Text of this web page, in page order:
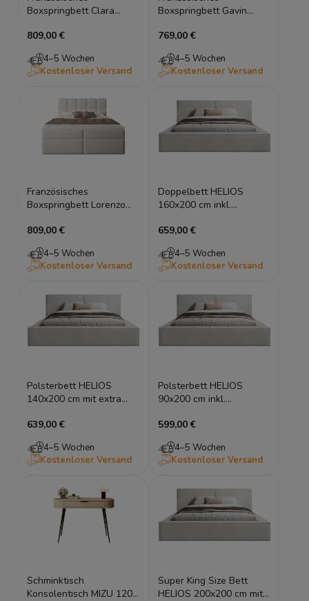
Boxspringbett Clara
Bettkasten
809,00 €
4–5 Wochen
Kostenloser Versand
Boxspringbett Gavin
Bettkasten
769,00 €
4–5 Wochen
Kostenloser Versand
Französisches
Boxspringbett Lorenzo
Bettkasten
809,00 €
4–5 Wochen
Kostenloser Versand
Doppelbett HELIOS
160x200 cm inkl.
Dachschrägen
659,00 €
4–5 Wochen
Kostenloser Versand
Polsterbett HELIOS
140x200 cm mit extra
Bettkasten
639,00 €
4–5 Wochen
Kostenloser Versand
Polsterbett HELIOS
90x200 cm inkl.
Dachschrägen
599,00 €
4–5 Wochen
Kostenloser Versand
Schminktisch
Konsolentisch MIZU 120
Super King Size Bett
HELIOS 200x200 cm mit